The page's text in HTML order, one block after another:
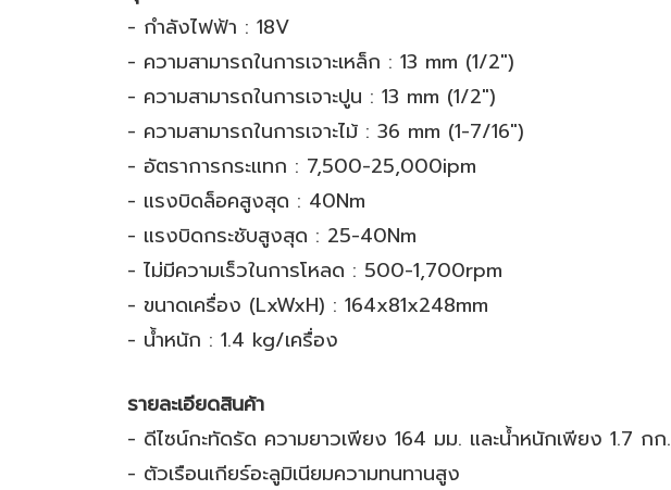
- กำลังไฟฟ้า : 18V
- ความสามารถในการเจาะเหล็ก : 13 mm (1/2")
- ความสามารถในการเจาะปูน : 13 mm (1/2")
- ความสามารถในการเจาะไม้ : 36 mm (1-7/16")
- อัตราการกระแทก : 7,500-25,000ipm
- แรงบิดล็อคสูงสุด : 40Nm
- แรงบิดกระชับสูงสุด : 25-40Nm
- ไม่มีความเร็วในการโหลด : 500-1,700rpm
- ขนาดเครื่อง (LxWxH) : 164x81x248mm
- น้ำหนัก : 1.4 kg/เครื่อง
รายละเอียดสินค้า
- ดีไซน์กะทัดรัด ความยาวเพียง 164 มม. และน้ำหนักเพียง 1.7 กก.
- ตัวเรือนเกียร์อะลูมิเนียมความทนทานสูง